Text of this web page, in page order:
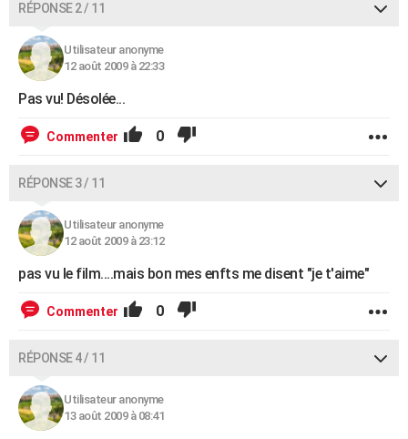
RÉPONSE 2 / 11
Utilisateur anonyme
12 août 2009 à 22:33
Pas vu! Désolée...
Commenter 0
RÉPONSE 3 / 11
Utilisateur anonyme
12 août 2009 à 23:12
pas vu le film....mais bon mes enfts me disent "je t'aime"
Commenter 0
RÉPONSE 4 / 11
Utilisateur anonyme
13 août 2009 à 08:41